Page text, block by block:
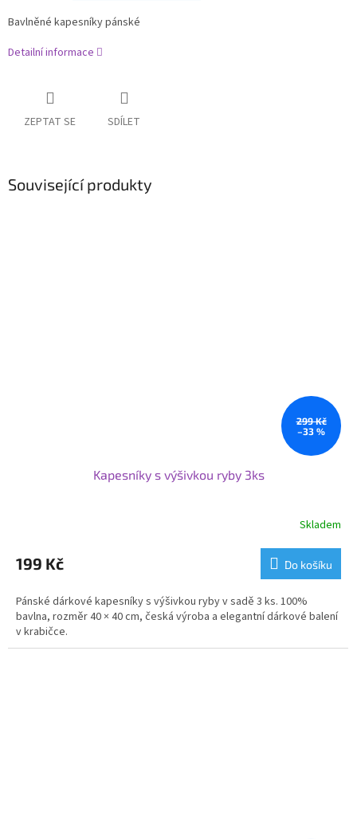
Bavlněné kapesníky pánské
Detailní informace
ZEPTAT SE SDÍLET
Související produkty
299 Kč
–33 %
Kapesníky s výšivkou ryby 3ks
Skladem
199 Kč Do košíku
Pánské dárkové kapesníky s výšivkou ryby v sadě 3 ks. 100%
bavlna, rozměr 40 × 40 cm, česká výroba a elegantní dárkové balení
v krabičce.